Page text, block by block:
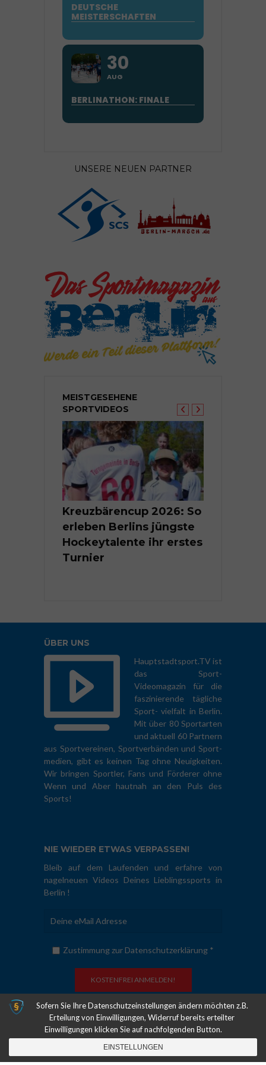
DEUTSCHE
MEISTERSCHAFTEN
30
AUG
BERLINATHON: FINALE
UNSERE NEUEN PARTNER
MEISTGESEHENE
SPORTVIDEOS
Kreuzbärencup 2026: So
erleben Berlins jüngste
Hockeytalente ihr erstes
Turnier
ÜBER UNS
Hauptstadtsport.TV ist
das Sport-
Videomagazin für die
faszinierende tägliche
Sport- vielfalt in Berlin.
Mit über 80 Sportarten
und aktuell 60 Partnern
aus Sportvereinen, Sportverbänden und Sport-
medien, gibt es keinen Tag ohne Neuigkeiten.
Wir bringen Sportler, Fans und Förderer ohne
Wenn und Aber hautnah an den Puls des
Sports!
NIE WIEDER ETWAS VERPASSEN!
Bleib auf dem Laufenden und erfahre von
nagelneuen Videos Deines Lieblingssports in
Berlin !
Zustimmung zur Datenschutzerklärung *
COPYRIGHT © 2011-2026. HAUPTSTADTSPORT.TV | ALLE RECHTE
VORBEHALTEN |ÜBER UNS|DATENSCHUTZ|IMPRESSUM| MADE
WITH♥IN BERLIN
Sofern Sie Ihre Datenschutzeinstellungen ändern möchten z.B.
Erteilung von Einwilligungen, Widerruf bereits erteilter
Einwilligungen klicken Sie auf nachfolgenden Button.
EINSTELLUNGEN